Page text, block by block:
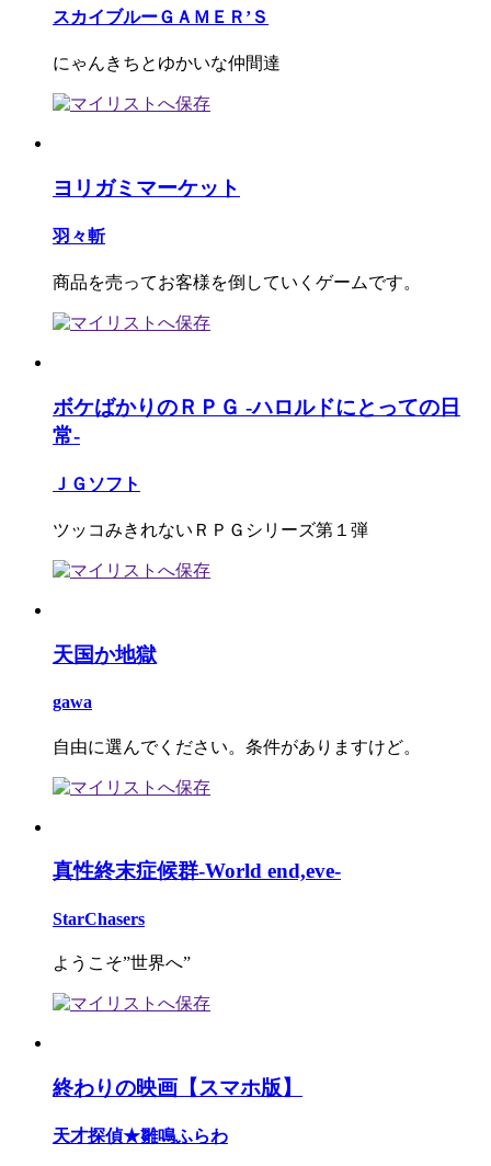
スカイブルーＧＡＭＥＲ’Ｓ
にゃんきちとゆかいな仲間達
ヨリガミマーケット
羽々斬
商品を売ってお客様を倒していくゲームです。
ボケばかりのＲＰＧ -ハロルドにとっての日
常-
ＪＧソフト
ツッコみきれないＲＰＧシリーズ第１弾
天国か地獄
gawa
自由に選んでください。条件がありますけど。
真性終末症候群-World end,eve-
StarChasers
ようこそ”世界へ”
終わりの映画【スマホ版】
天才探偵★雛鳴ふらわ